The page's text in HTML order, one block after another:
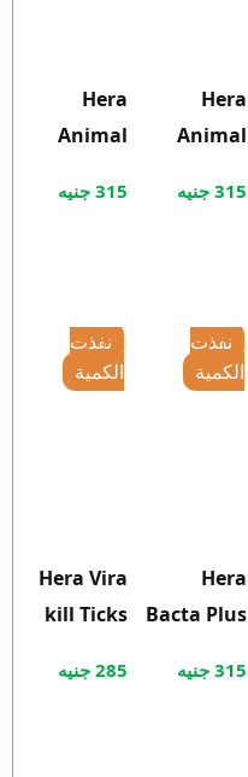
Hera
Animal
Cherry for
Mites)
250ml
315 جنيه
Hera
Animal
peach
250ml
315 جنيه
نفذت
الكمية
Hera
Bacta Plus
kill Ticks
315 جنيه
نفذت
الكمية
Hera Vira
kill Ticks
parvo
285 جنيه